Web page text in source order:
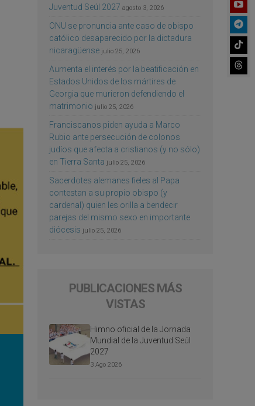
Juventud Seúl 2027 agosto 3, 2026
ONU se pronuncia ante caso de obispo
católico desaparecido por la dictadura
nicaragüense julio 25, 2026
Aumenta el interés por la beatificación en
Estados Unidos de los mártires de
Georgia que murieron defendiendo el
matrimonio julio 25, 2026
Franciscanos piden ayuda a Marco
Rubio ante persecución de colonos
judíos que afecta a cristianos (y no sólo)
en Tierra Santa julio 25, 2026
Sacerdotes alemanes fieles al Papa
contestan a su propio obispo (y
cardenal) quien les orilla a bendecir
parejas del mismo sexo en importante
diócesis julio 25, 2026
PUBLICACIONES MÁS
VISTAS
Himno oficial de la Jornada
Mundial de la Juventud Seúl
2027
3 Ago 2026